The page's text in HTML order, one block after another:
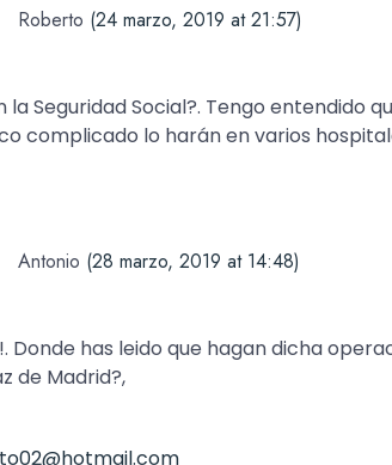
Roberto (24 marzo, 2019 at 21:57)
la Seguridad Social?. Tengo entendido
complicado lo harán en varios
Antonio (28 marzo, 2019 at 14:48)
Donde has leido que hagan dicha
de Madrid?,